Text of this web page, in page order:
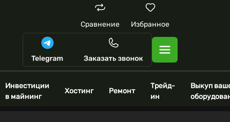
Сравнение Избранное
Инвестиции
в майнинг
Хостинг Ремонт
Трейд-
ин
Выкуп